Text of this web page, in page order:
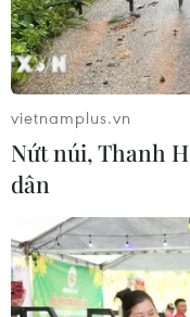
Sẽ thi công đồng
Vinh-Thanh Thủy
06/08/2026 12:25
Chưa đầu tư mở
Bạc Liêu-Cà Mau
2030
06/08/2026 12:24
vietnamplus.vn
Nứt núi, Thanh
dân